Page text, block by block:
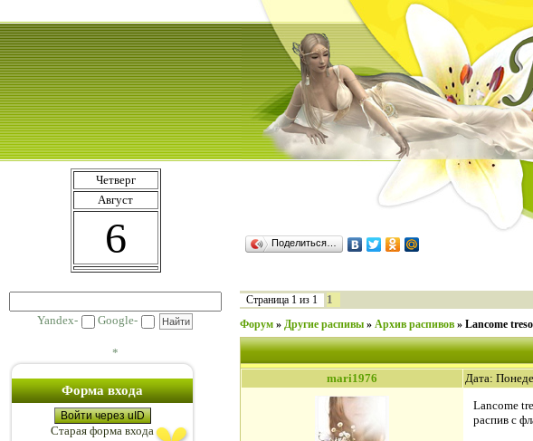
Четверг
Август
6
Yandex- Google-
*
Форма входа
Войти через uID
Старая форма входа
Поделиться…
Страница 1 из 1 1
Форум » Другие распивы » Архив распивов » Lancome
mari1976 Дата:
Lancome
распив с